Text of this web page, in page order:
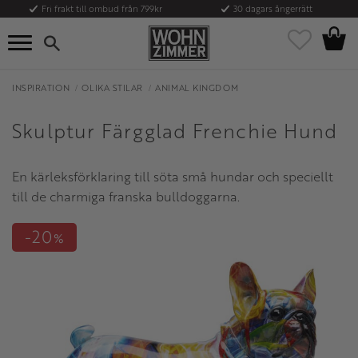
Meny
Fri frakt till ombud från 799kr 30 dagars ångerrätt
Favoriter
INSPIRATION OLIKA STILAR ANIMAL KINGDOM
Skulptur Färgglad Frenchie Hund
En kärleksförklaring till söta små hundar och speciellt
till de charmiga franska bulldoggarna.
20%